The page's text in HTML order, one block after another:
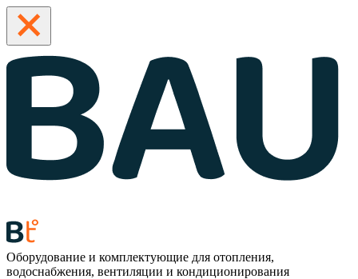
Оборудование и комплектующие для отопления,
водоснабжения, вентиляции и кондиционирования